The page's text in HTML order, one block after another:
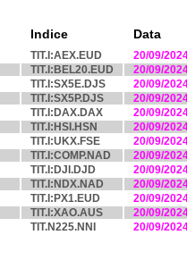
Indice Data
TIT.I:AEX.EUD
20/09/
TIT.I:BEL20.EUD
20/09/
TIT.I:SX5E.DJS
20/09/
TIT.I:SX5P.DJS
20/09/
TIT.I:DAX.DAX
20/09/
TIT.I:HSI.HSN
20/09/
TIT.I:UKX.FSE
20/09/
TIT.I:COMP.NAD
20/09/
TIT.I:DJI.DJD
20/09/
TIT.I:NDX.NAD
20/09/
TIT.I:PX1.EUD
20/09/
TIT.I:XAO.AUS
20/09/
TIT.N225.NNI 20/09/